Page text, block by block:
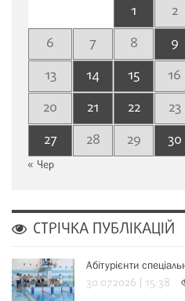
1 2
6
7 8 9
13
14 15 16
20
21 22 23
27
28 29 30
« Чер
СТРІЧКА ПУБЛІКАЦІЙ
Абітурієнти
30.07.2026 | 15:38